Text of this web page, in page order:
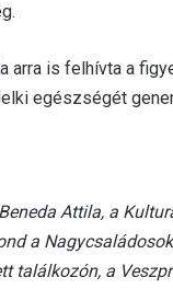
arra is felhívta a
egészségét
Attila, a
a
találkozón, a